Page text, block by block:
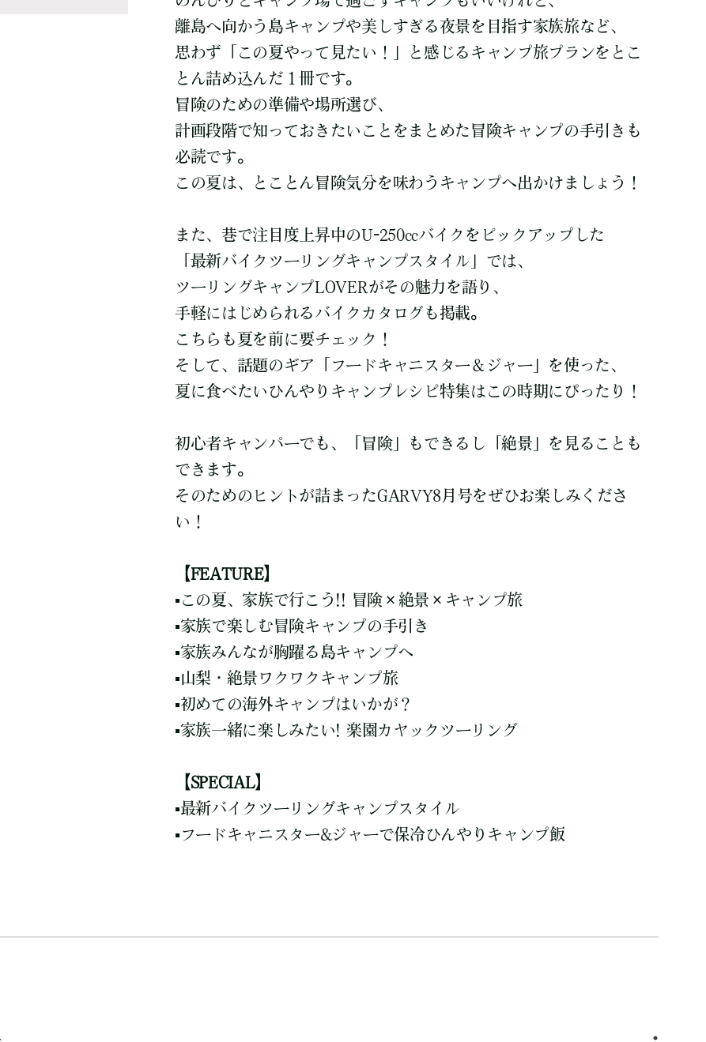
離島へ向かう島キャンプや美しすぎる夜景を目指す家族旅など、
思わず「この夏やって見たい！」と感じるキャンプ旅プランをとこ
とん詰め込んだ１冊です。
冒険のための準備や場所選び、
計画段階で知っておきたいことをまとめた冒険キャンプの手引きも
必読です。
この夏は、とことん冒険気分を味わうキャンプへ出かけましょう！
また、巷で注目度上昇中のU-250ccバイクをピックアップした
「最新バイクツーリングキャンプスタイル」では、
ツーリングキャンプLOVERがその魅力を語り、
手軽にはじめられるバイクカタログも掲載。
こちらも夏を前に要チェック！
そして、話題のギア「フードキャニスター＆ジャー」を使った、
夏に食べたいひんやりキャンプレシピ特集はこの時期にぴったり！
初心者キャンパーでも、「冒険」もできるし「絶景」を見ることも
できます。
そのためのヒントが詰まったGARVY8月号をぜひお楽しみくださ
い！
【FEATURE】
▪️この夏、家族で行こう!! 冒険×絶景×キャンプ旅
▪️家族で楽しむ冒険キャンプの手引き
▪️家族みんなが胸躍る島キャンプへ
▪️山梨・絶景ワクワクキャンプ旅
▪️初めての海外キャンプはいかが？
▪️家族一緒に楽しみたい! 楽園カヤックツーリング
【SPECIAL】
▪️最新バイクツーリングキャンプスタイル
▪️フードキャニスター&ジャーで保冷ひんやりキャンプ飯